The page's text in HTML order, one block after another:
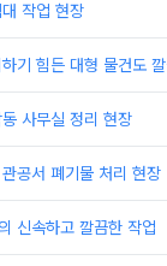
작업 현장
기 힘든 대형 물건도
사무실 정리 현장
공서 폐기물 처리 현장
신속하고 깔끔한 작업